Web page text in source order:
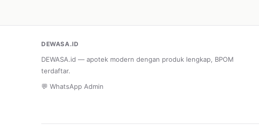
DEWASA.ID
DEWASA.id — apotek modern dengan produk lengkap, BPOM
terdaftar.
💬 WhatsApp Admin